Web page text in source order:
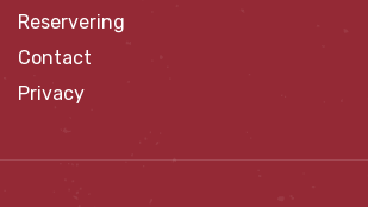
Reservering
Contact
Privacy